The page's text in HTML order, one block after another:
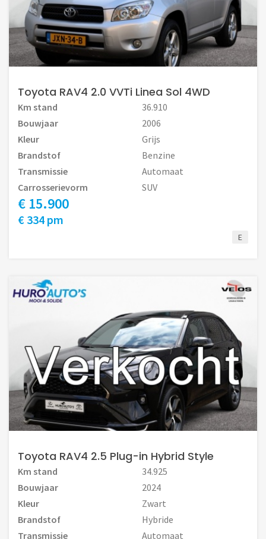
Toyota RAV4 2.0 VVTi Linea Sol 4WD
Km stand
36.910
Bouwjaar
2006
Kleur
Grijs
Brandstof
Benzine
Transmissie
Automaat
Carrosserievorm
SUV
€ 15.900
€ 334 pm
E
Toyota RAV4 2.5 Plug-in Hybrid Style
Km stand
34.925
Bouwjaar
2024
Kleur
Zwart
Brandstof
Hybride
Transmissie
Automaat